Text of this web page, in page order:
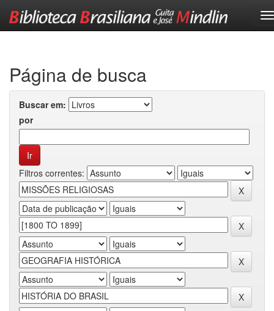
Página de busca
Buscar em:
por
Filtros correntes: